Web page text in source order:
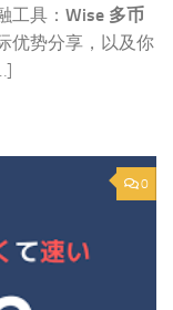
工具： Wise 多币
优势分享，以及你
0